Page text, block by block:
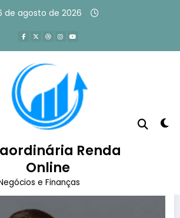
de agosto de 2026
Renda
Online
e Finanças
guardar dinheiro